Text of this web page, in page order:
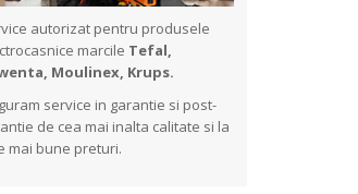
autorizat pentru produsele
marcile Tefal,
Moulinex, Krups.
service in garantie si post-
de cea mai inalta calitate si la
mai bune preturi.